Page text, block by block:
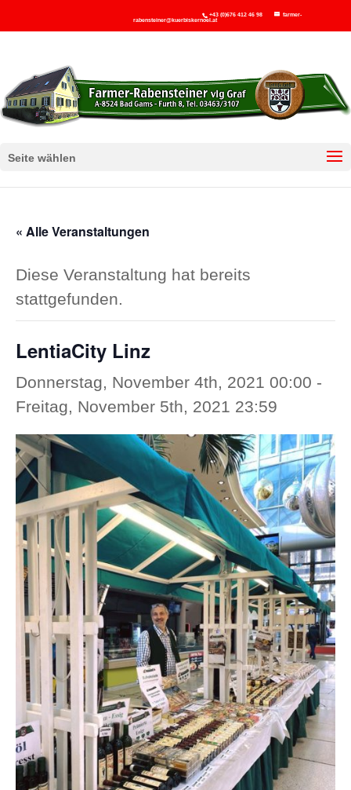
+43 (0)676 412 46 98
farmer-
rabensteiner@kuerbiskernoel.at
Seite wählen
« Alle Veranstaltungen
Diese Veranstaltung hat bereits
stattgefunden.
LentiaCity Linz
Donnerstag, November 4th, 2021 00:00 -
Freitag, November 5th, 2021 23:59